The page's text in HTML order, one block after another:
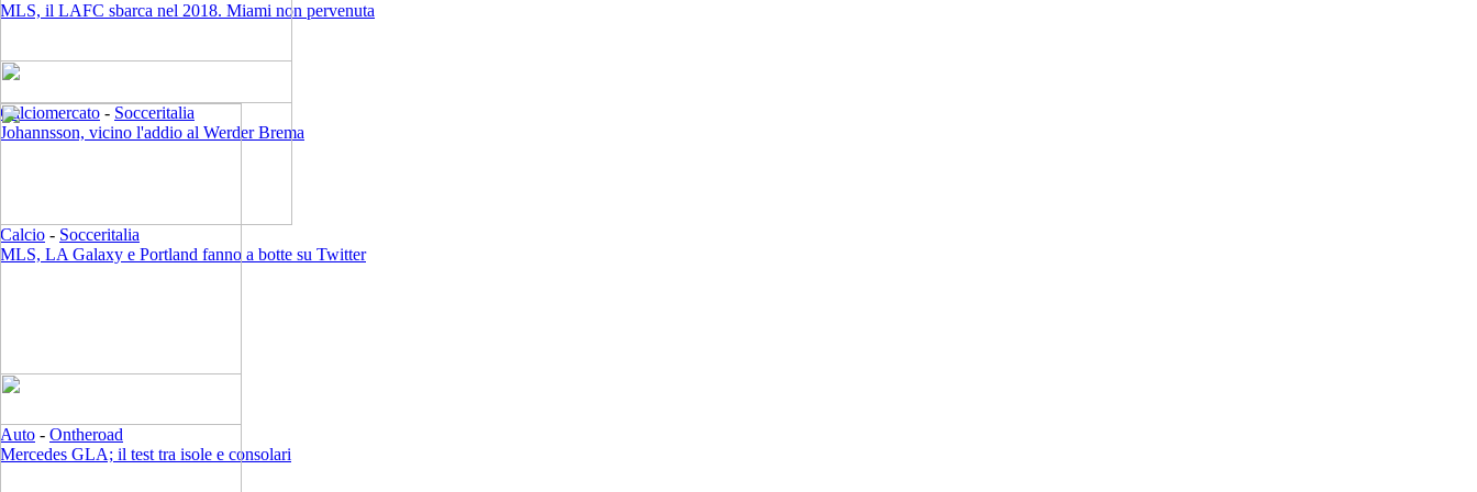
MLS, il LAFC sbarca nel 2018. Miami non pervenuta
Calciomercato - Socceritalia
Johannsson, vicino l'addio al Werder Brema
Calcio - Socceritalia
MLS, LA Galaxy e Portland fanno a botte su Twitter
Auto - Ontheroad
Mercedes GLA; il test tra isole e consolari